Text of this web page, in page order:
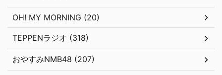
OH! MY MORNING (20)
TEPPENラジオ (318)
おやすみNMB48 (207)